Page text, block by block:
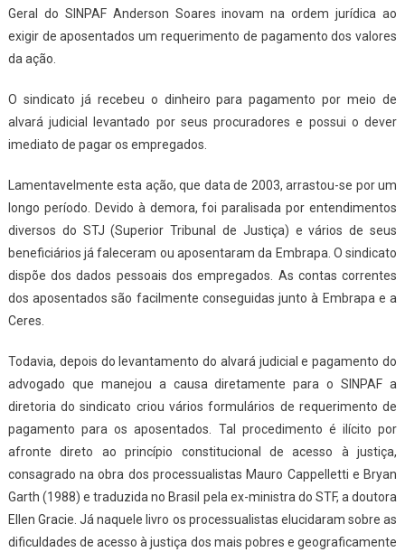
Geral do SINPAF Anderson Soares inovam na ordem jurídica ao
exigir de aposentados um requerimento de pagamento dos valores
da ação.
O sindicato já recebeu o dinheiro para pagamento por meio de
alvará judicial levantado por seus procuradores e possui o dever
imediato de pagar os empregados.
Lamentavelmente esta ação, que data de 2003, arrastou-se por um
longo período. Devido à demora, foi paralisada por entendimentos
diversos do STJ (Superior Tribunal de Justiça) e vários de seus
beneficiários já faleceram ou aposentaram da Embrapa. O sindicato
dispõe dos dados pessoais dos empregados. As contas correntes
dos aposentados são facilmente conseguidas junto à Embrapa e a
Ceres.
Todavia, depois do levantamento do alvará judicial e pagamento do
advogado que manejou a causa diretamente para o SINPAF a
diretoria do sindicato criou vários formulários de requerimento de
pagamento para os aposentados. Tal procedimento é ilícito por
afronte direto ao princípio constitucional de acesso à justiça,
consagrado na obra dos processualistas Mauro Cappelletti e Bryan
Garth (1988) e traduzida no Brasil pela ex-ministra do STF, a doutora
Ellen Gracie. Já naquele livro os processualistas elucidaram sobre as
dificuldades de acesso à justiça dos mais pobres e geograficamente